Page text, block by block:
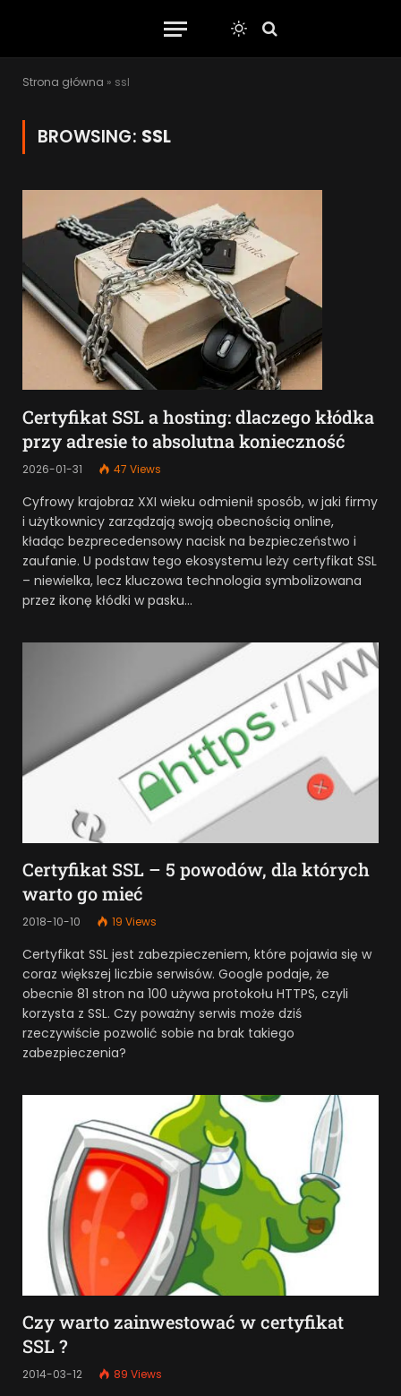
Strona główna » ssl
BROWSING: SSL
Certyfikat SSL a hosting: dlaczego kłódka
przy adresie to absolutna konieczność
2026-01-31 47 Views
Cyfrowy krajobraz XXI wieku odmienił sposób, w jaki firmy
i użytkownicy zarządzają swoją obecnością online,
kładąc bezprecedensowy nacisk na bezpieczeństwo i
zaufanie. U podstaw tego ekosystemu leży certyfikat SSL
– niewielka, lecz kluczowa technologia symbolizowana
przez ikonę kłódki w pasku…
Certyfikat SSL – 5 powodów, dla których
warto go mieć
2018-10-10 19 Views
Certyfikat SSL jest zabezpieczeniem, które pojawia się w
coraz większej liczbie serwisów. Google podaje, że
obecnie 81 stron na 100 używa protokołu HTTPS, czyli
korzysta z SSL. Czy poważny serwis może dziś
rzeczywiście pozwolić sobie na brak takiego
zabezpieczenia?
Czy warto zainwestować w certyfikat
SSL ?
2014-03-12 89 Views